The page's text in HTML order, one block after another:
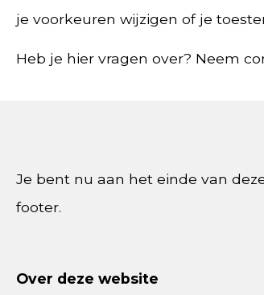
je voorkeuren wijzigen of je
Heb je hier vragen over? Neem
Je bent nu aan het einde van
footer.
Over deze website